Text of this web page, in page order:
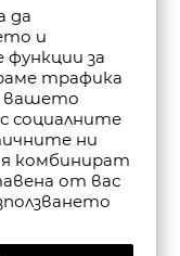
да
и
за
трафика
вашето
социалните
ни
комбинират
от вас